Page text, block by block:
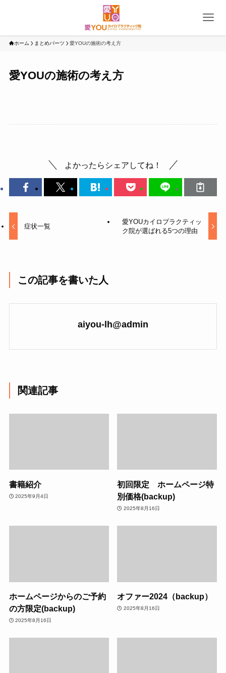
ホーム まとめパーツ 愛YOUの施術の考え方
愛YOUの施術の考え方
よかったらシェアしてね！
症状一覧
愛YOUカイロプラクティッ
ク院が選ばれる5つの理由
この記事を書いた人
aiyou-lh@admin
関連記事
書籍紹介
2025年9月4日
初回限定 ホームページ特
別価格(backup)
2025年8月16日
ホームページからのご予約
の方限定(backup)
2025年8月16日
オファー2024（backup）
2025年8月16日